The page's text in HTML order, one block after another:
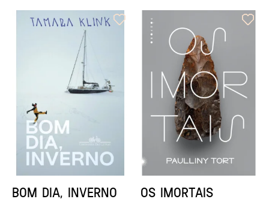
ORIXÁS
ORAÇÃO PARA